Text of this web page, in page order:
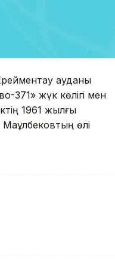
ауданы
371» жүк көлігі мен
1961 жылғы
өлі